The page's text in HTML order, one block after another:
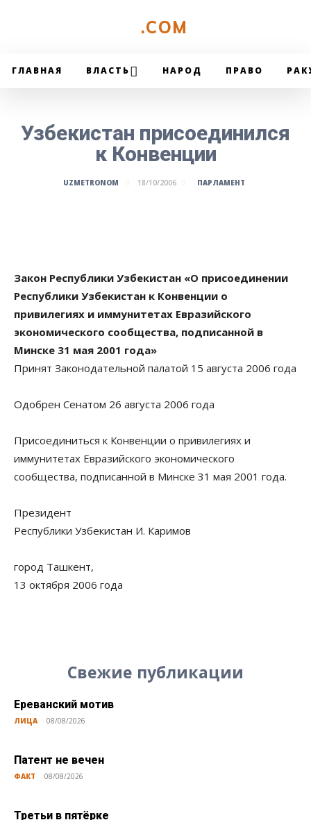
.COM
ГЛАВНАЯ ВЛАСТЬ НАРОД ПРАВО
Узбекистан присоединился
к Конвенции
UZMETRONOM 18/10/2006 ПАРЛАМЕНТ
Закон Республики Узбекистан «О присоединении
Республики Узбекистан к Конвенции о
привилегиях и иммунитетах Евразийского
экономического сообщества, подписанной в
Минске 31 мая 2001 года»
Принят Законодательной палатой 15 августа 2006 года
Одобрен Сенатом 26 августа 2006 года
Присоединиться к Конвенции о привилегиях и
иммунитетах Евразийского экономического
сообщества, подписанной в Минске 31 мая 2001 года.
Президент
Республики Узбекистан И. Каримов
город Ташкент,
13 октября 2006 года
Свежие публикации
Ереванский мотив
ЛИЦА 08/08/2026
Патент не вечен
ФАКТ 08/08/2026
Третьи в пятёрке